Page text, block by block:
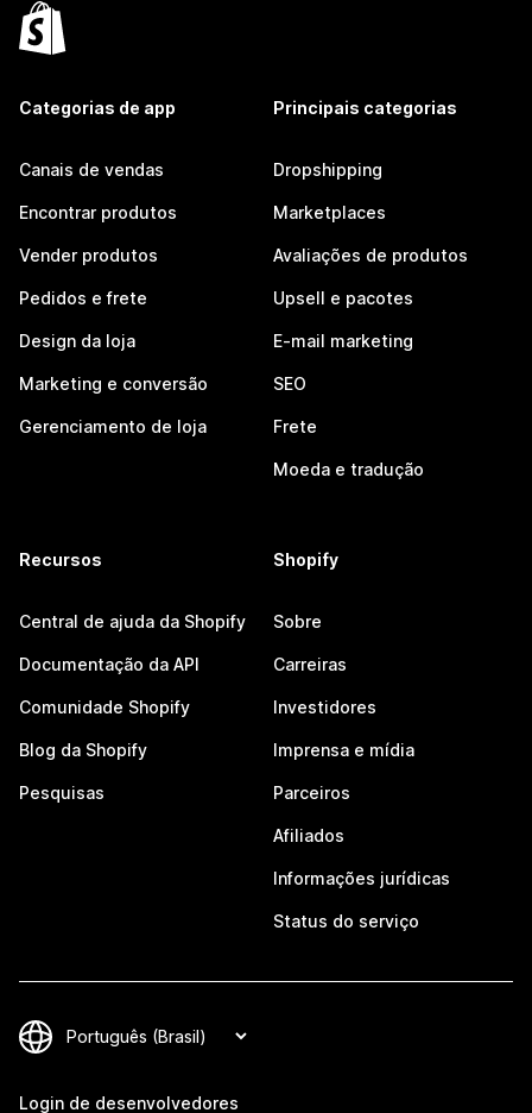
Categorias de app
Canais de vendas
Encontrar produtos
Vender produtos
Pedidos e frete
Design da loja
Marketing e conversão
Gerenciamento de loja
Principais categorias
Dropshipping
Marketplaces
Avaliações de produtos
Upsell e pacotes
E-mail marketing
SEO
Frete
Moeda e tradução
Recursos
Central de ajuda da Shopify
Documentação da API
Comunidade Shopify
Blog da Shopify
Pesquisas
Shopify
Sobre
Carreiras
Investidores
Imprensa e mídia
Parceiros
Afiliados
Informações jurídicas
Status do serviço
Login de desenvolvedores